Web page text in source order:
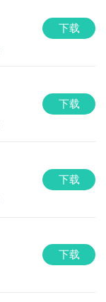
下载
下载
下载
下载